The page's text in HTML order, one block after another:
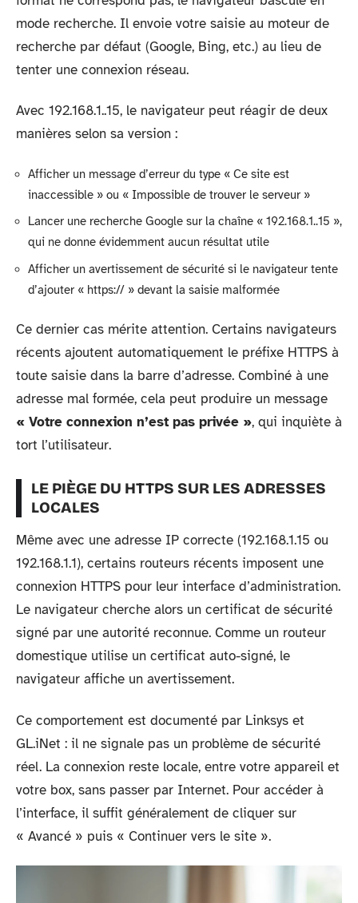
mode recherche. Il envoie votre saisie au moteur de
recherche par défaut (Google, Bing, etc.) au lieu de
tenter une connexion réseau.
Avec 192.168.1..15, le navigateur peut réagir de deux
manières selon sa version :
Afficher un message d’erreur du type « Ce site est
inaccessible » ou « Impossible de trouver le serveur »
Lancer une recherche Google sur la chaîne « 192.168.1..15 »,
qui ne donne évidemment aucun résultat utile
Afficher un avertissement de sécurité si le navigateur tente
d’ajouter « https:// » devant la saisie malformée
Ce dernier cas mérite attention. Certains navigateurs
récents ajoutent automatiquement le préfixe HTTPS à
toute saisie dans la barre d’adresse. Combiné à une
adresse mal formée, cela peut produire un message
« Votre connexion n’est pas privée », qui inquiète à
tort l’utilisateur.
LE PIÈGE DU HTTPS SUR LES ADRESSES
LOCALES
Même avec une adresse IP correcte (192.168.1.15 ou
192.168.1.1), certains routeurs récents imposent une
connexion HTTPS pour leur interface d’administration.
Le navigateur cherche alors un certificat de sécurité
signé par une autorité reconnue. Comme un routeur
domestique utilise un certificat auto-signé, le
navigateur affiche un avertissement.
Ce comportement est documenté par Linksys et
GL.iNet : il ne signale pas un problème de sécurité
réel. La connexion reste locale, entre votre appareil et
votre box, sans passer par Internet. Pour accéder à
l’interface, il suffit généralement de cliquer sur
« Avancé » puis « Continuer vers le site ».